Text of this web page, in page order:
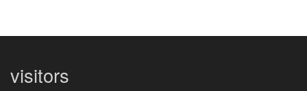
visitors